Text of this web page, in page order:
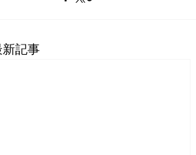
新記事